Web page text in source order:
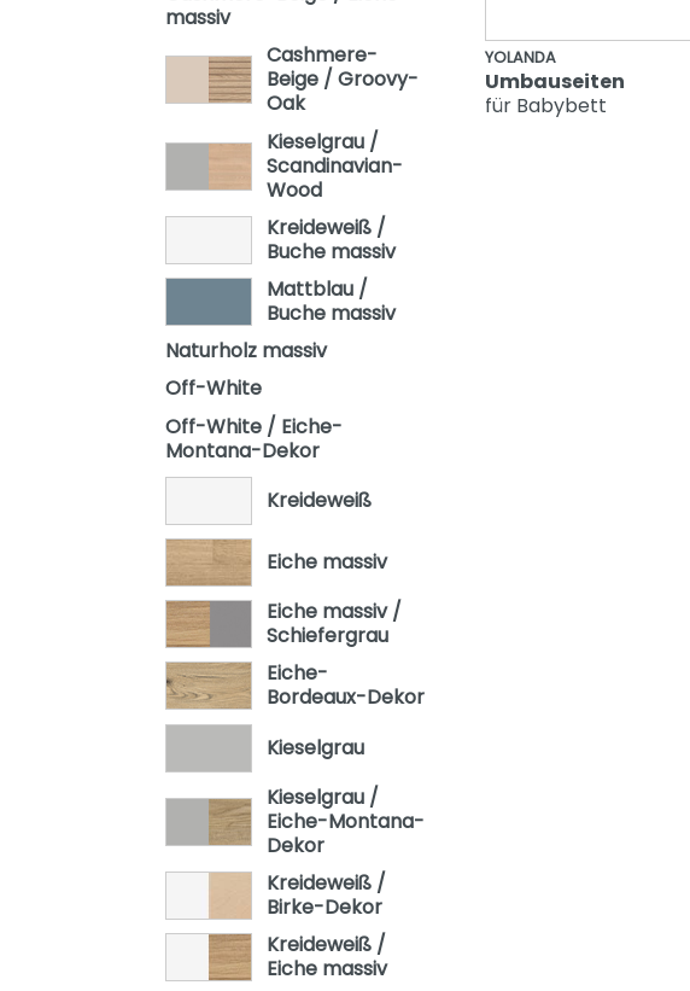
Oscar
Remo
Sten
Stiene
Yolanda
massiv
Cashmere-
Beige / Groovy-
Oak
Kieselgrau /
Scandinavian-
Wood
Kreideweiß /
Buche massiv
Mattblau /
Buche massiv
Naturholz massiv
Off-White
Off-White / Eiche-
Montana-Dekor
Kreideweiß
Eiche massiv
Eiche massiv /
Schiefergrau
Eiche-
Bordeaux-Dekor
Kieselgrau
Kieselgrau /
Eiche-Montana-
Dekor
Kreideweiß /
Birke-Dekor
Kreideweiß /
Eiche massiv
YOLANDA
Umbauseiten
für Babybett